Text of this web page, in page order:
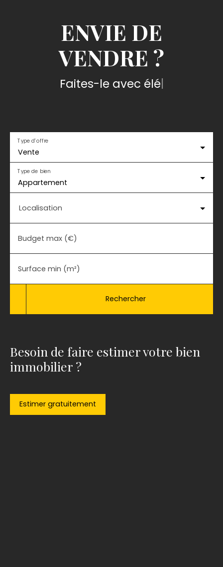
ENVIE DE
VENDRE ?
Faites-le avec élégance
Vente
Type d'offre
Appartement
Type de bien
Localisation
Budget max (€)
Surface min (m²)
Rechercher
Besoin de faire estimer votre bien
immobilier ?
Estimer gratuitement